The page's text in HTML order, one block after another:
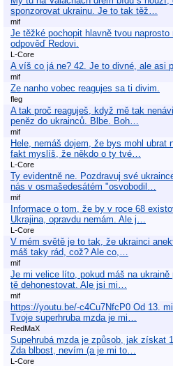
sponzorovat ukrainu. Je to tak těž…
mif
Je těžké pochopit hlavně tvou
odpověď Redovi.
L-Core
A víš co já ne? 42. Je to divné, ale asi
mif
Ze nanho vobec reagujes sa ti divim.
fleg
A tak proč reaguješ, když mě tak
peněz do ukrainců. Blbe. Boh…
mif
Hele, nemáš dojem, že bys mohl ubrat
fakt myslíš, že někdo o ty tvé…
L-Core
Ty evidentně ne. Pozdravuj své
nás v osmašedesátém "osvobodil…
mif
Informace o tom, že by v roce 68
Ukrajina, opravdu nemám. Ale j…
L-Core
V mém světě je to tak, že ukrainci
máš taky rád, což? Ale co,…
mif
Je mi velice líto, pokud máš na
tě dehonestovat. Ale jsi mi…
mif
https://youtu.be/-c4Cu7NfcP0 Od 13.
Tvoje superhruba mzda je mi…
RedMaX
Supehrubá mzda je způsob, jak získat
Zda blbost, nevím (a je mi to…
L-Core